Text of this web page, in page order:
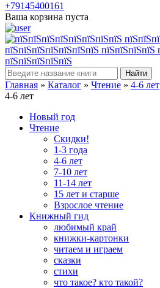
+79145400161
Ваша корзина пуста
Найти
Главная » Каталог » Чтение » 4-6 лет
4-6 лет
Новый год
Чтение
Скидки!
1-3 года
4-6 лет
7-10 лет
11-14 лет
15 лет и старше
Взрослое чтение
Книжный гид
любимый край
книжки-картонки
читаем и играем
сказки
стихи
что такое? кто такой?